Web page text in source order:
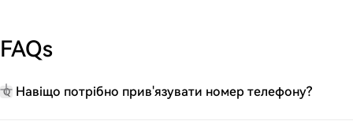
FAQs
Q Навіщо потрібно прив'язувати номер телефону?